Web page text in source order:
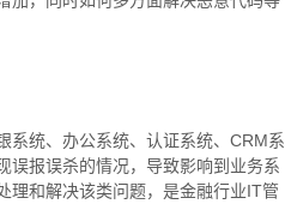
统、办公系统、认证系统、 CRM系
误报误杀的情况，导致影响到业务系
理和解决该类问题，是金融行业IT管